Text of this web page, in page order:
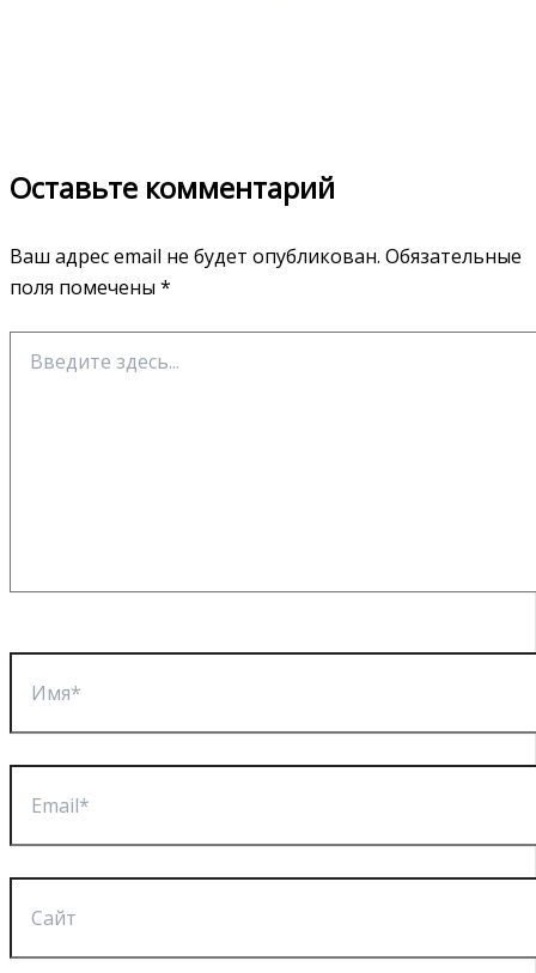
Оставьте комментарий
Ваш адрес email не будет опубликован. Обязательные
поля помечены *
здесь...